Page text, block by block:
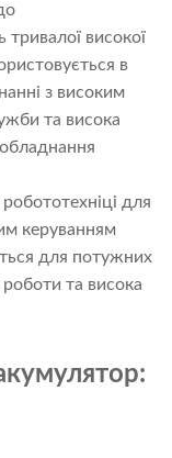
тривалої високої
в
з високим
та висока
для
керуванням
для потужних
та висока